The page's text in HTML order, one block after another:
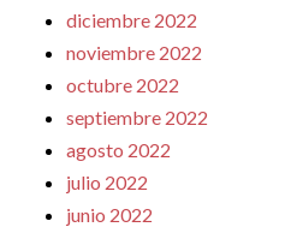
diciembre 2022
noviembre 2022
octubre 2022
septiembre 2022
agosto 2022
julio 2022
junio 2022